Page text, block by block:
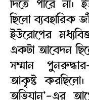
দিতে পারে না।
ছিলো ব্যবহারিক
ইউরোপের
একটা আবেদন
সম্মান
আকৃষ্ট করছিলো।
অভিযান’-এর